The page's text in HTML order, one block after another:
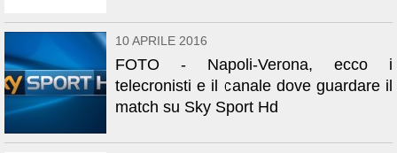
10 APRILE 2016
FOTO - Napoli-Verona, ecco i
telecronisti e il canale dove guardare il
match su Sky Sport Hd